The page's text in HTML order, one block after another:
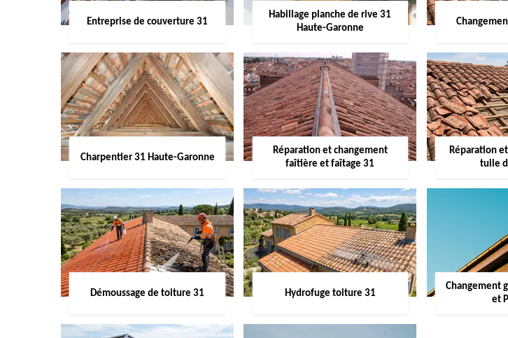
Entreprise de couverture 31
Habillage planche de rive 31
Haute-Garonne
Charpentier 31 Haute-Garonne
Réparation et changement
faîtière et faîtage 31
Réparation
tuile
Démoussage de toiture 31 Hydrofuge toiture 31
Changement
et